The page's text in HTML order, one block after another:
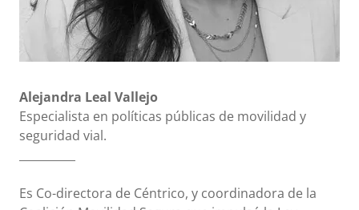
Alejandra Leal Vallejo
Especialista en políticas públicas de movilidad y
seguridad vial.
Es Co-directora de Céntrico, y coordinadora de la